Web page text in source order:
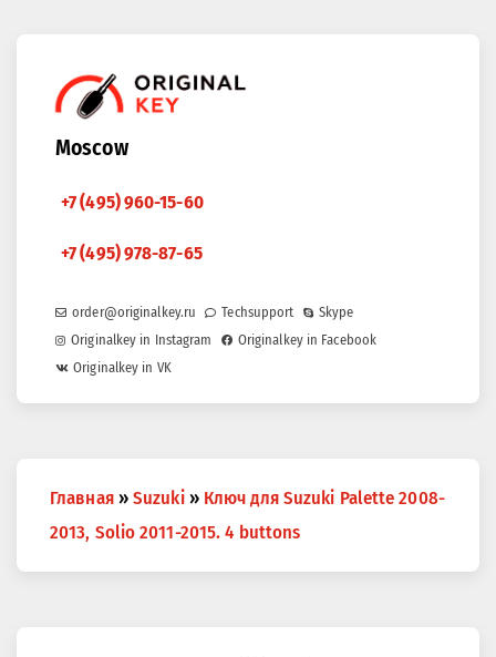
Moscow
+7 (495) 960-15-60
+7 (495) 978-87-65
order@originalkey.ru Techsupport
Skype
Originalkey in Instagram
Originalkey in Facebook
Originalkey in VK
are
here
Главная » Suzuki » Ключ для Suzuki Palette 2008-
2013, Solio 2011-2015. 4 buttons